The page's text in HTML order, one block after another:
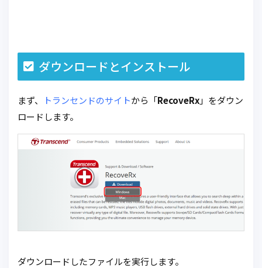
ダウンロードとインストール
まず、 トランセンドのサイトから「RecoveRx」をダウン
ロードします。
ダウンロードしたファイルを実行します。